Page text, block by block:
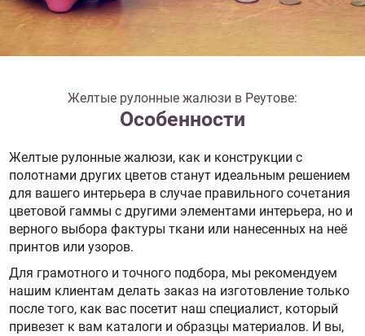
Желтые рулонные жалюзи в Реутове:
Особенности
Желтые рулонные жалюзи, как и конструкции с
полотнами других цветов станут идеальным решением
для вашего интерьера в случае правильного сочетания
цветовой гаммы с другими элементами интерьера, но и
верного выбора фактуры ткани или нанесенных на неё
принтов или узоров.
Для грамотного и точного подбора, мы рекомендуем
нашим клиентам делать заказ на изготовление только
после того, как вас посетит наш специалист, который
привезет к вам каталоги и образцы материалов. И вы,